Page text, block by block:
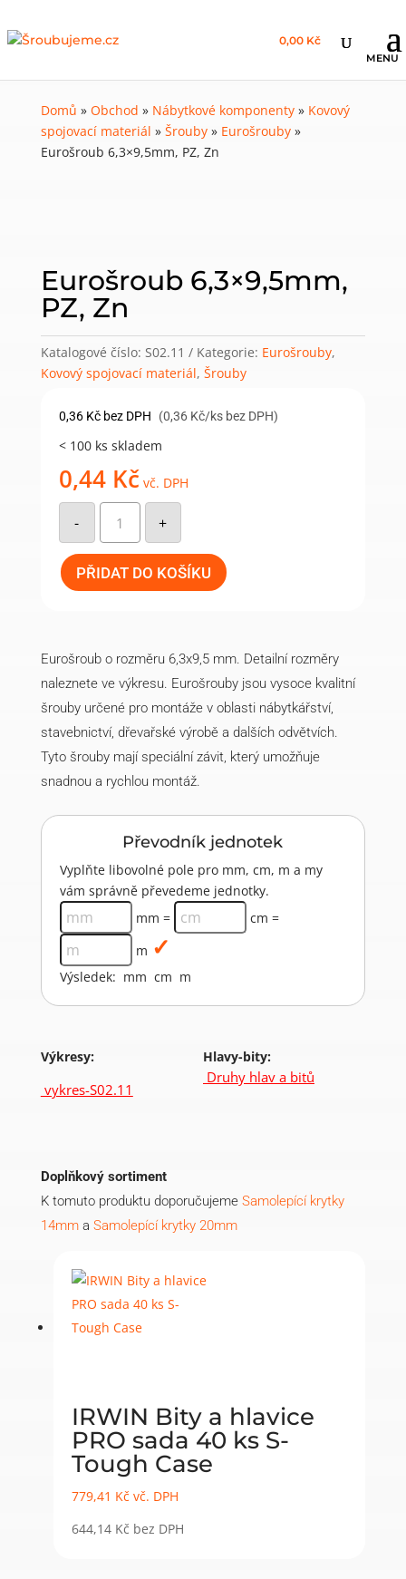
0,00 Kč
Domů » Obchod » Nábytkové komponenty» Kovový
spojovací materiál » Šrouby» Eurošrouby»
Eurošroub 6,3×9,5mm, PZ, Zn
Eurošroub 6,3×9,5mm,
PZ, Zn
Katalogové číslo: S02.11 Kategorie: Eurošrouby,
Kovový spojovací materiál, Šrouby
0,36 Kč bez DPH (0,36 Kč/ks bez DPH)
< 100 ks skladem
0,44 Kč vč. DPH
-
Eurošroub
6,3x9,5mm,
Zn
množství
+
PŘIDAT DO KOŠÍKU
Eurošroub o rozměru 6,3x9,5 mm. Detailní rozměry
naleznete ve výkresu. Eurošrouby jsou vysoce kvalitní
šrouby určené pro montáže v oblasti nábytkářství,
stavebnictví, dřevařské výrobě a dalších odvětvích.
Tyto šrouby mají speciální závit, který umožňuje
snadnou a rychlou montáž.
Převodník jednotek
Vyplňte libovolné pole pro mm, cm, m a my
vám správně převedeme jednotky.
mm =
cm =
m
Výsledek: mm cm m
Hlavy-bity:
Druhy hlav a bitů
Výkresy:
vykres-S02.11
Doplňkový sortiment
K tomuto produktu doporučujeme Samolepící krytky
14mma Samolepící krytky 20mm
IRWIN Bity a hlavice
PRO sada 40 ks S-
Tough Case
779,41 Kč vč. DPH
644,14 Kč bez DPH